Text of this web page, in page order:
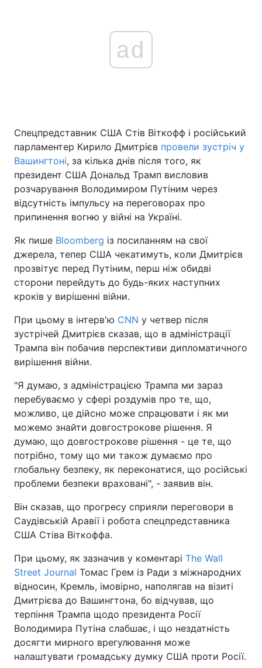
ad
Спецпредставник США Стів Віткофф і російський
парламентер Кирило Дмитрієв провели зустріч у
Вашингтоні, за кілька днів після того, як
президент США Дональд Трамп висловив
розчарування Володимиром Путіним через
відсутність імпульсу на переговорах про
припинення вогню у війні на Україні.
Як пише Bloomberg із посиланням на свої
джерела, тепер США чекатимуть, коли Дмитрієв
прозвітує перед Путіним, перш ніж обидві
сторони перейдуть до будь-яких наступних
кроків у вирішенні війни.
При цьому в інтерв'ю CNN у четвер після
зустрічей Дмитрієв сказав, що в адміністрації
Трампа він побачив перспективи дипломатичного
вирішення війни.
"Я думаю, з адміністрацією Трампа ми зараз
перебуваємо у сфері роздумів про те, що,
можливо, це дійсно може спрацювати і як ми
можемо знайти довгострокове рішення. Я
думаю, що довгострокове рішення - це те, що
потрібно, тому що ми також думаємо про
глобальну безпеку, як переконатися, що російські
проблеми безпеки враховані", - заявив він.
Він сказав, що прогресу сприяли переговори в
Саудівській Аравії і робота спецпредставника
США Стіва Віткоффа.
При цьому, як зазначив у коментарі The Wall
Street Journal Томас Грем із Ради з міжнародних
відносин, Кремль, імовірно, наполягав на візиті
Дмитрієва до Вашингтона, бо відчував, що
терпіння Трампа щодо президента Росії
Володимира Путіна слабшає, і що нездатність
досягти мирного врегулювання може
налаштувати громадську думку США проти Росії.